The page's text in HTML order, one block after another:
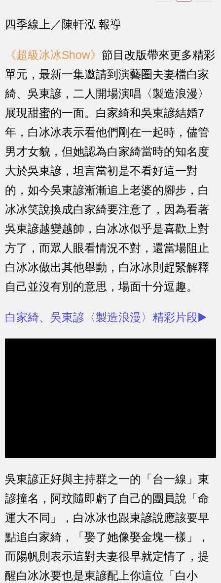
四季線上／陳軒泓 報導
《超級冰冰Show》 節目改版帶來更多精彩
單元，最新一集邀請到演藝圈夫妻檔白家
綺、吳東諺，二人開場演唱〈製造浪漫〉
展現甜蜜的一面。白家綺和吳東諺結婚7
年，白冰冰表示看他們剛在一起時，儘管
男才女貌，但她認為白家綺當時的知名度
大於吳東諺，坦言當初是不看好這一對
的，如今吳東諺漸漸追上老婆的腳步，白
冰冰笑說換成白家綺要注意了，因為看著
吳東諺越變越帥，白冰冰似乎是喜歡上對
方了，而眾人眼看情況不對，還當場阻止
白冰冰做出其他舉動，白冰冰則趕緊解釋
自己並沒有別的意思，場面十分逗趣。
白家綺、吳東諺〈製造浪漫〉精彩片段▶️
吳東諺正好與主持群之一的「台一線」東
諺撞名，阿玟隨即虧了自己的團員說「命
運大不同」，白冰冰也跟東諺說應該要早
點追白家綺，「娶了她像娶金塊一樣」，
而陽帆則表示這對夫妻很早就定情了，提
醒白冰冰要也是東諺配上你這位「白小